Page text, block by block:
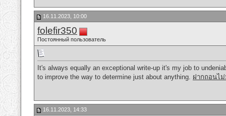
16.11.2023, 10:00
folefir350
Постоянный пользователь
It's always equally an exceptional write-up it's my job to
to improve the way to determine just about anything. ฝากถอนไ
16.11.2023, 14:33